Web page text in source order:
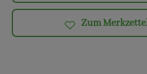
Zum